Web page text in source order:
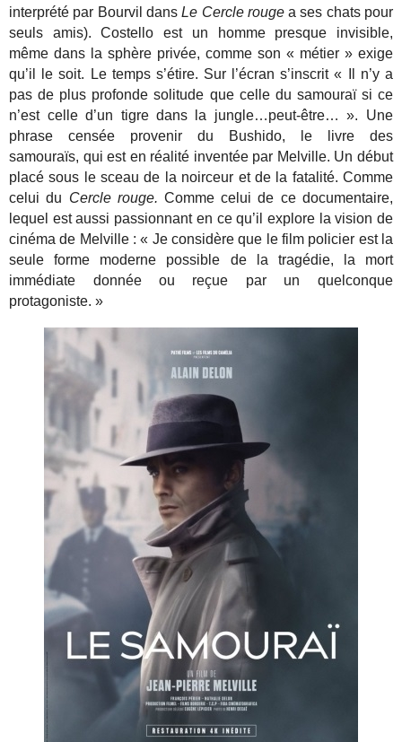
interprété par Bourvil dansLe Cercle rougea ses chats pour
seuls amis). Costello est un homme presque invisible,
même dans la sphère privée, comme son « métier » exige
qu’il le soit. Le temps s’étire. Sur l’écran s’inscrit « Il n’y a
pas de plus profonde solitude que celle du samouraï si ce
n’est celle d’un tigre dans la jungle…peut-être… ». Une
phrase censée provenir du Bushido, le livre des
samouraïs, qui est en réalité inventée par Melville. Un début
placé sous le sceau de la noirceur et de la fatalité. Comme
celui du Cercle rouge. Comme celui de ce documentaire,
lequel est aussi passionnant en ce qu’il explore la vision de
cinéma de Melville : « Je considère que le film policier est la
seule forme moderne possible de la tragédie, la mort
immédiate donnée ou reçue par un quelconque
protagoniste. »